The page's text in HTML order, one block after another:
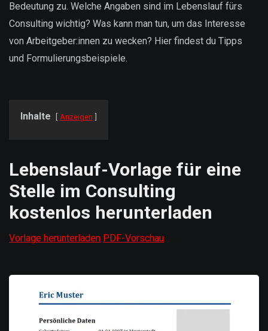
Bedeutung zu. Welche Angaben sind im Lebenslauf fürs
Consulting wichtig? Was kann man tun, um das Interesse
von Arbeitgeber:innen zu wecken? Hier findest du Tipps
und Formulierungsbeispiele.
Inhalte Anzeigen
Lebenslauf-Vorlage für eine
Stelle im Consulting
kostenlos herunterladen
Vorlage herunterladen PDF-Vorschau